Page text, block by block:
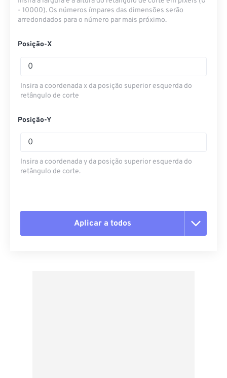
- 10000). Os números ímpares das dimensões serão
arredondados para o número par mais próximo.
Posição-X
Insira a coordenada x da posição superior esquerda do
retângulo de corte
Posição-Y
Insira a coordenada y da posição superior esquerda do
retângulo de corte.
Aplicar a todos